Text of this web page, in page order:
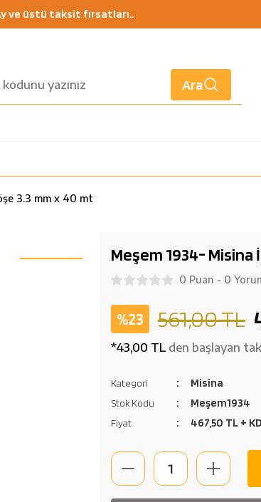
ve üstü taksit fırsatları..
Ara
3.3 mm x 40 mt
Meşem 1934- Misina
0 Puan - 0
%23 561,00 TL
*43,00 TL den başlayan
Kategori Misina
Stok Kodu Meşem1934
Fiyat 467,50 TL +